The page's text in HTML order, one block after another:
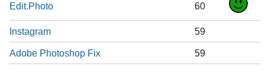
Edit.Photo 60
Instagram 59
Adobe Photoshop Fix 59